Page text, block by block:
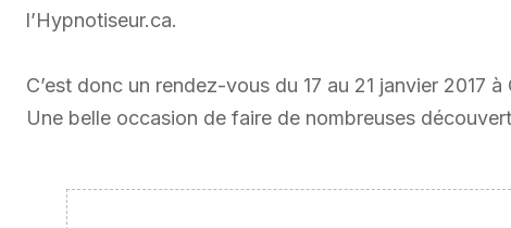
l’Hypnotiseur.ca.
C’est donc un rendez-vous du 17 au 21 janvier
Une belle occasion de faire de nombreuses